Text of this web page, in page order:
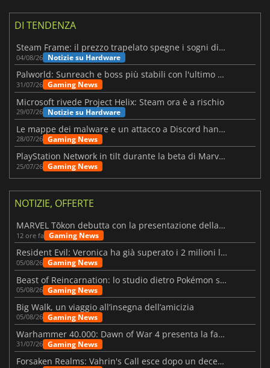
DI TENDENZA
Steam Frame: il prezzo trapelato spegne i sogni di un VR economico
04/08/26 Notizie su Hardware
Palworld: Sunreach e boss più stabili con l'ultimo update
31/07/26 Gaming News
Microsoft rivede Project Helix: Steam ora è a rischio
29/07/26 Notizie su Hardware
Le mappe dei malware e un attacco a Discord hanno colpito Meccha Chameleon
28/07/26 Gaming News
PlayStation Network in tilt durante la beta di Marvel Tōkon
25/07/26 Gaming News
NOTIZIE, OFFERTE
MARVEL Tōkon debutta con la presentazione della roadmap per il primo anno
12 ore fa Gaming News
Resident Evil: Veronica ha già superato i 2 milioni liste dei desideri
05/08/26 Gaming News
Beast of Reincarnation: lo studio dietro Pokémon su una nuova strada
05/08/26 Gaming News
Big Walk, un viaggio all’insegna dell’amicizia
05/08/26 Gaming News
Warhammer 40.000: Dawn of War 4 presenta la fazione dei Necron
31/07/26 Gaming News
Forsaken Realms: Vahrin's Call esce dopo un decennio di sviluppo